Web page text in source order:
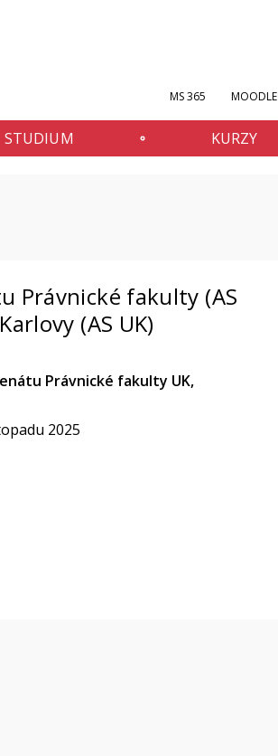
MS 365 MOODLE
STUDIUM KURZY
Právnické fakulty (AS
(AS UK)
Právnické fakulty UK,
2025